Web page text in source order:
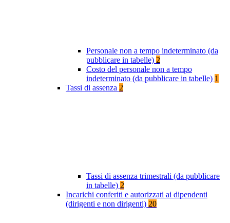
Personale non a tempo indeterminato (da
pubblicare in tabelle) 2
Costo del personale non a tempo
indeterminato (da pubblicare in tabelle) 1
Tassi di assenza 2
Tassi di assenza trimestrali (da pubblicare
in tabelle) 2
Incarichi conferiti e autorizzati ai dipendenti
(dirigenti e non dirigenti) 20